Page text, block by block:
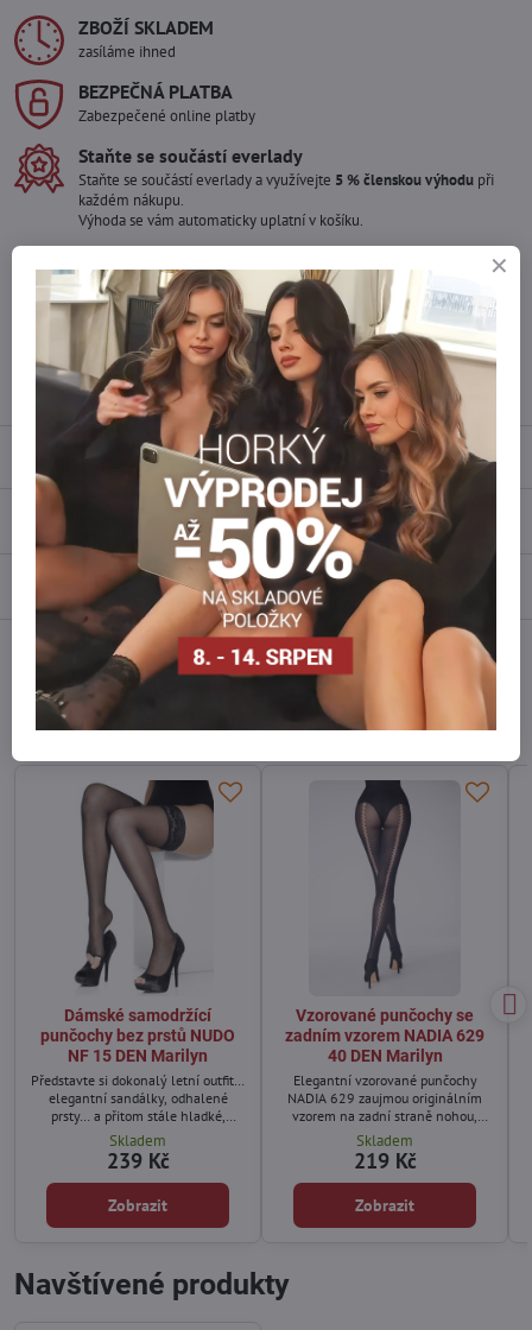
ZBOŽÍ SKLADEM
zasíláme ihned
BEZPEČNÁ PLATBA
Zabezpečené online platby
Staňte se součástí everlady
Staňte se součástí everlady a využívejte 5 % členskou výhodu při
každém nákupu.
Výhoda se vám automaticky uplatní v košíku.
Máte zájem o více kusů ?
Kontaktujte nás na mail, zboží pro Vás doskladníme!
info​@everlady​.eu
Recenze
Diskuse 0
FacebookTwitterBlueskyPinterestReddit LinkedIn WhatsApp
Alternativní produkty
Dámské samodržící
punčochy bez prstů NUDO
NF 15 DEN Marilyn
Představte si dokonalý letní outfit…
elegantní sandálky, odhalené
prsty… a přitom stále hladké,
sjednocené a krásné nohy.
Skladem
239 Kč
Zobrazit
Vzorované punčochy se
zadním vzorem NADIA 629
40 DEN Marilyn
Elegantní vzorované punčochy
NADIA 629 zaujmou originálním
vzorem na zadní straně nohou,
který opticky prodlužuje siluetu a
dodává outfitu šmrnc.
Skladem
219 Kč
Zobrazit
Navštívené produkty